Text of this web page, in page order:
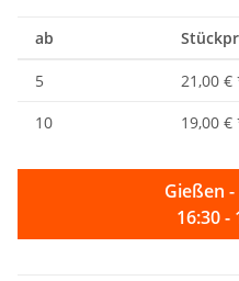
ab
5 21,00 €
10
19,00 €
Gießen -
16:30 -